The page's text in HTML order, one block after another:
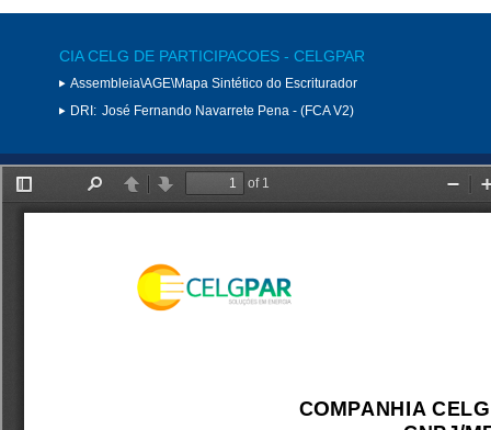
CIA CELG DE PARTICIPACOES - CELGPAR
Assembleia\AGE\Mapa Sintético do Escriturador
DRI: José Fernando Navarrete Pena - (FCA V2)